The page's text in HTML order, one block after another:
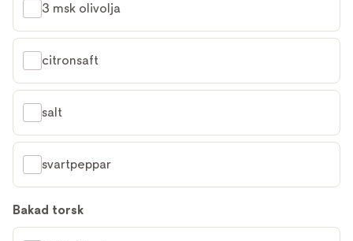
3 msk olivolja
citronsaft
salt
svartpeppar
Bakad torsk